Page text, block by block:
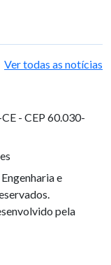
Ver todas as notícias
- CEP 60.030-
e
pela